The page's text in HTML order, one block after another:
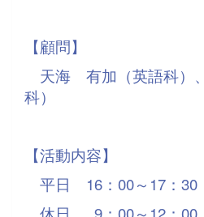
【顧問】
天海 有加（英語科）
科）
【活動内容】
平日 16 ： 00～17：30
休日 9 ： 00～ 12 ：00